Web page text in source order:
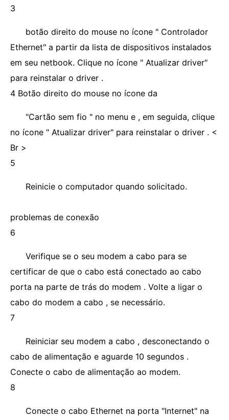
3
botão direito do mouse no ícone " Controlador
Ethernet" a partir da lista de dispositivos instalados
em seu netbook. Clique no ícone " Atualizar driver"
para reinstalar o driver .
4 Botão direito do mouse no ícone da
"Cartão sem fio " no menu e , em seguida, clique
no ícone " Atualizar driver" para reinstalar o driver . <
Br >
5
Reinicie o computador quando solicitado.
problemas de conexão
6
Verifique se o seu modem a cabo para se
certificar de que o cabo está conectado ao cabo
porta na parte de trás do modem . Volte a ligar o
cabo do modem a cabo , se necessário.
7
Reiniciar seu modem a cabo , desconectando o
cabo de alimentação e aguarde 10 segundos .
Conecte o cabo de alimentação ao modem.
8
Conecte o cabo Ethernet na porta "Internet" na